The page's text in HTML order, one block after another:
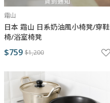
霜山
日本 霜山 日系奶油風小椅凳/穿鞋
椅/浴室椅凳
$759 $1,200